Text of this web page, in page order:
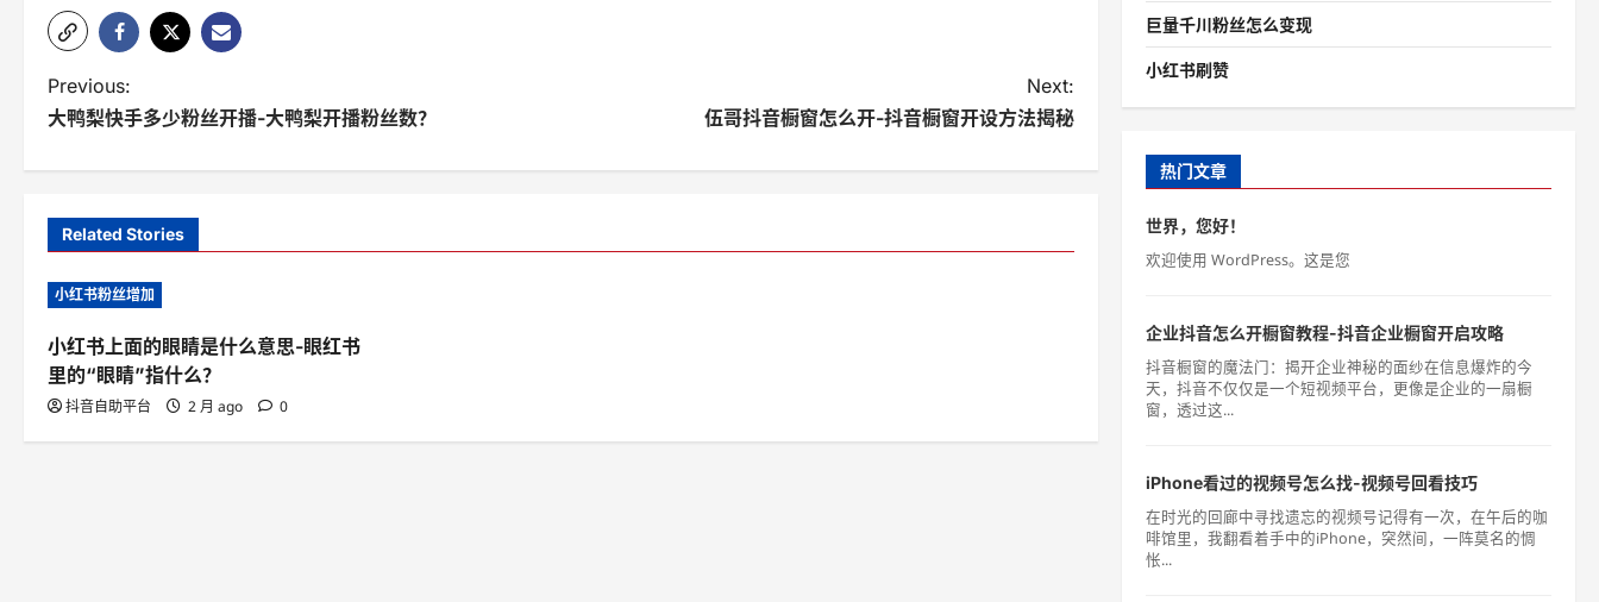
P
o
s
t
n
a
v
i
g
Previous:
大鸭梨快手多少粉丝开播-大鸭梨开播粉丝数？
Next:
伍哥抖音橱窗怎么开-抖音橱窗开设方法揭秘
Related Stories
小红书粉丝增加
小红书上面的眼睛是什么意思-眼红书
里的“眼睛”指什么？
抖音自助平台 2 月 ago 0
巨量千川粉丝怎么变现
小红书刷赞
热门文章
世界，您好！
欢迎使用 WordPress。这是您
企业抖音怎么开橱窗教程-抖音企业橱窗开启攻略
抖音橱窗的魔法门：揭开企业神秘的面纱在信息爆炸的今
天，抖音不仅仅是一个短视频平台，更像是企业的一扇橱
窗，透过这...
iPhone看过的视频号怎么找-视频号回看技巧
在时光的回廊中寻找遗忘的视频号记得有一次，在午后的咖
啡馆里，我翻看着手中的iPhone，突然间，一阵莫名的惆
怅...